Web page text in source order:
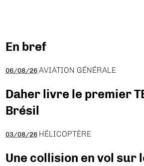
En bref
06/08/26 AVIATION GÉNÉRALE
Daher livre le premier
Brésil
03/08/26 HÉLICOPTÈRE
Une collision en vol sur